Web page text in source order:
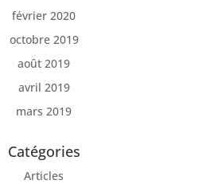
février 2020
octobre 2019
août 2019
avril 2019
mars 2019
Catégories
Articles